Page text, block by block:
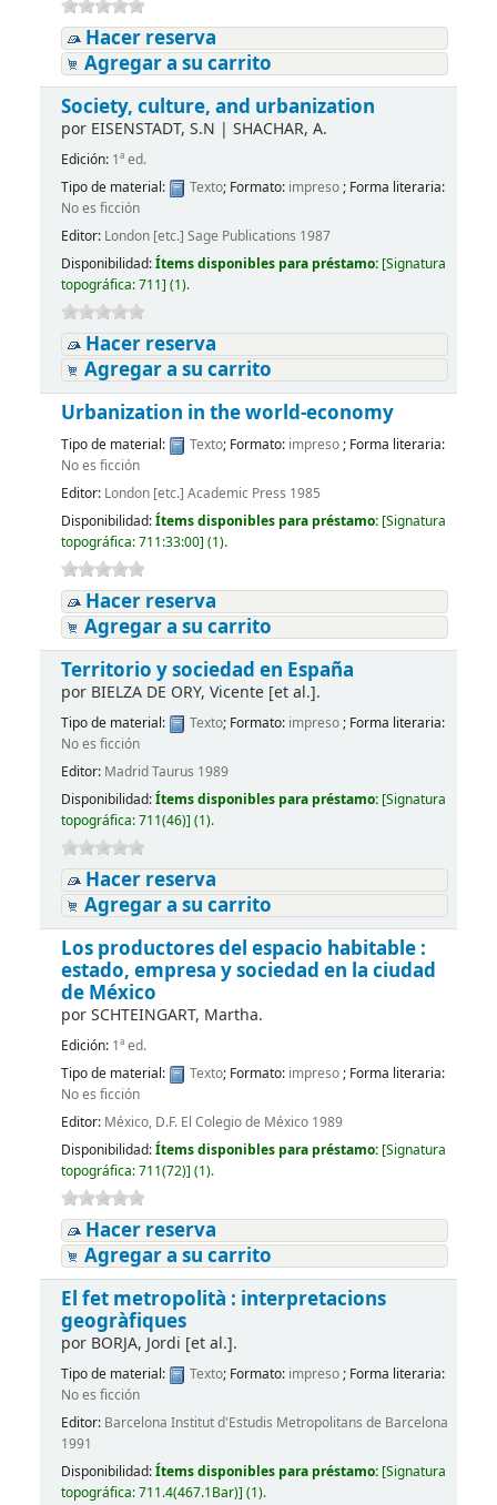
Hacer reserva
Agregar a su carrito
Society, culture, and urbanization
por EISENSTADT, S.N | SHACHAR, A.
Edición: 1ª ed.
Tipo de material:
Texto; Formato: impreso; Forma literaria:
No es ficción
Editor: London [etc.] Sage Publications 1987
Disponibilidad:Ítems disponibles para préstamo: [Signatura
topográfica:711] (1).
Hacer reserva
Agregar a su carrito
Urbanization in the world-economy
Tipo de material: Texto; Formato: impreso; Forma literaria:
No es ficción
Editor: London [etc.] Academic Press 1985
Disponibilidad:Ítems disponibles para préstamo: [Signatura
topográfica:711:33:00] (1).
Hacer reserva
Agregar a su carrito
Territorio y sociedad en España
por BIELZA DE ORY, Vicente [et al.].
Tipo de material: Texto; Formato: impreso; Forma literaria:
No es ficción
Editor: Madrid Taurus 1989
Disponibilidad:Ítems disponibles para préstamo: [Signatura
topográfica:711(46)] (1).
Hacer reserva
Agregar a su carrito
Los productores del espacio habitable :
estado, empresa y sociedad en la ciudad
de México
porSCHTEINGART, Martha.
Edición: 1ª ed.
Tipo de material:
Texto; Formato: impreso; Forma literaria:
No es ficción
Editor: México, D.F. El Colegio de México 1989
Disponibilidad:Ítems disponibles para préstamo: [Signatura
topográfica:711(72)] (1).
Hacer reserva
Agregar a su carrito
El fet metropolità : interpretacions
geogràfiques
por BORJA, Jordi [et al.].
Tipo de material: Texto; Formato: impreso; Forma literaria:
No es ficción
Editor: Barcelona Institut d'Estudis Metropolitans de Barcelona
1991
Disponibilidad:Ítems disponibles para préstamo: [Signatura
topográfica:711.4(467.1Bar)] (1).